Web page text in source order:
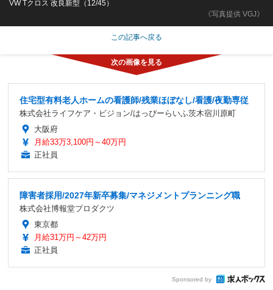
《写真提供 VGJ》
VW Tクロス 改良新型（12/45）
この記事へ戻る
住宅型有料老人ホームの看護師/残業ほぼなし/看護/夜勤専従
株式会社ライフケア・ビジョン/はっぴーらいふ茨木宿川原町
大阪府
月給33万3,100円～40万円
正社員
障害者採用/2027年新卒募集/マネジメントプランニング職
株式会社博報堂プロダクツ
東京都
月給31万円～42万円
正社員
Sponsored by